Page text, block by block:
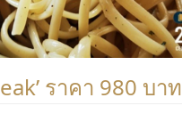
ราคา 980 บาท